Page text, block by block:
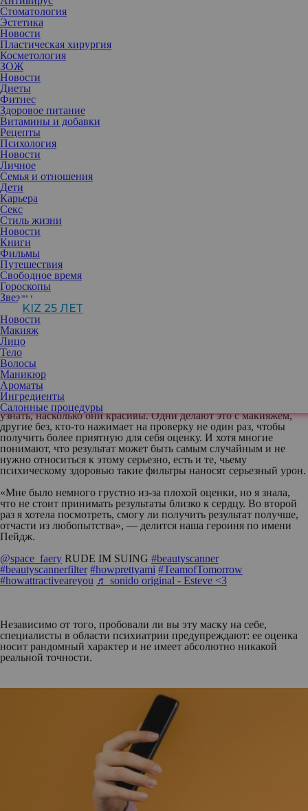
Стоматология
Эстетика
Новости
Пластическая хирургия
Косметология
ЗОЖ
Новости
Диеты
Фитнес
Здоровое питание
Витамины и добавки
Рецепты
Психология
Новости
Личное
Семья и отношения
Дети
Карьера
Секс
Стиль жизни
Новости
Книги
Фильмы
Путешествия
Свободное время
Гороскопы
Звезды
KIZ 25 ЛЕТ
Новости
Макияж
Лицо
Тело
Волосы
Маникюр
Ароматы
Ингредиенты
Салонные процедуры
Все больше девушек желает узнать, на сколько процентов из 100
красива каждая, с помощью специальной маски Beauty Scanner,
бьющей рекорды популярности в ТикТоке. И хотя оценка маски
абсолютно рандомна, психотерапевты уже бьют тревогу и
предупреждают о реальном вреде для психики.
Смотрим видео. Вот пользовательница ТикТока скрестила
пальцы на удачу перед тем, как узнать, насколько
привлекательна. Девушка включила популярную в соцсети
маску под названием Beauty Scanner — фильтр, который
оценивает внешность по шкале от нуля до 100 процентов.
«Надеюсь, мне повезет», — произносит девушка в напряженном
ожидании результата. Ей выпадает 14%. «Меня только что
назвали уродиной, я не знаю, что и думать», — она смеется, а
затем нажимает на маску снова. Второй результат — 90%.
Все больше девушек «сканируют» свою внешность, чтобы
узнать, насколько они красивы. Одни делают это с макияжем,
другие без, кто-то нажимает на проверку не один раз, чтобы
получить более приятную для себя оценку. И хотя многие
понимают, что результат может быть самым случайным и не
нужно относиться к этому серьезно, есть и те, чьему
психическому здоровью такие фильтры наносят серьезный урон.
«Мне было немного грустно из-за плохой оценки, но я знала,
что не стоит принимать результаты близко к сердцу. Во второй
раз я хотела посмотреть, смогу ли получить результат получше,
отчасти из любопытства», — делится наша героиня по имени
Пейдж.
@space_faery RUDE IM SUING #beautyscanner
#beautyscannerfilter #howprettyami #TeamofTomorrow
#howattractiveareyou ♬ sonido original - Esteve <3
Независимо от того, пробовали ли вы эту маску на себе,
специалисты в области психиатрии предупреждают: ее оценка
носит рандомный характер и не имеет абсолютно никакой
реальной точности.